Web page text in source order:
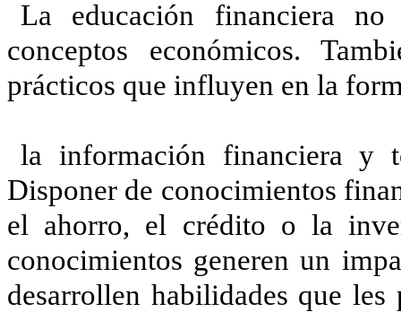
La educación financiera
conceptos económicos.
prácticos que influyen en la
la información financiera y
Disponer de conocimientos
el ahorro, el crédito o la
conocimientos generen un
desarrollen habilidades que